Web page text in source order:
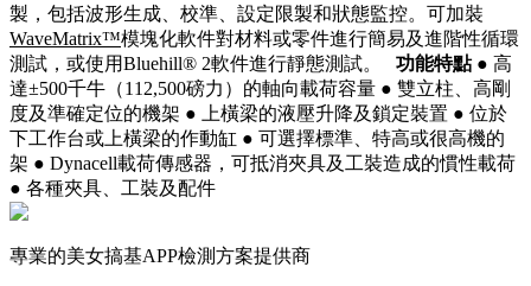
製，包括波形生成、校準、設定限製和狀態監控。可加裝
WaveMatrix™模塊化軟件對材料或零件進行簡易及進階性循環
測試，或使用Bluehill® 2軟件進行靜態測試。 功能特點● 高
達±500千牛（112,500磅力）的軸向載荷容量 ● 雙立柱、高剛
度及準確定位的機架 ● 上橫梁的液壓升降及鎖定裝置 ● 位於
下工作台或上橫梁的作動缸 ● 可選擇標準、特高或很高機的
架 ● Dynacell載荷傳感器，可抵消夾具及工裝造成的慣性載荷
● 各種夾具、工裝及配件
專業的美女搞基APP檢測方案提供商